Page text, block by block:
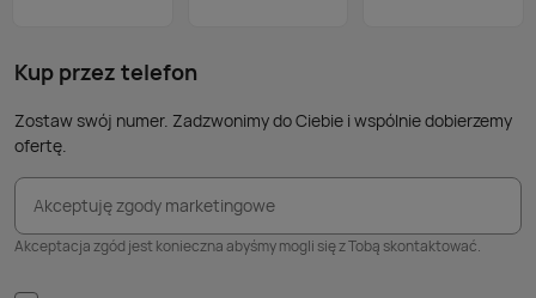
Kup przez telefon
Zostaw swój numer. Zadzwonimy do Ciebie i wspólnie dobierzemy
ofertę.
Akceptuję zgody marketingowe
Akceptacja zgód jest konieczna abyśmy mogli się z Tobą skontaktować.